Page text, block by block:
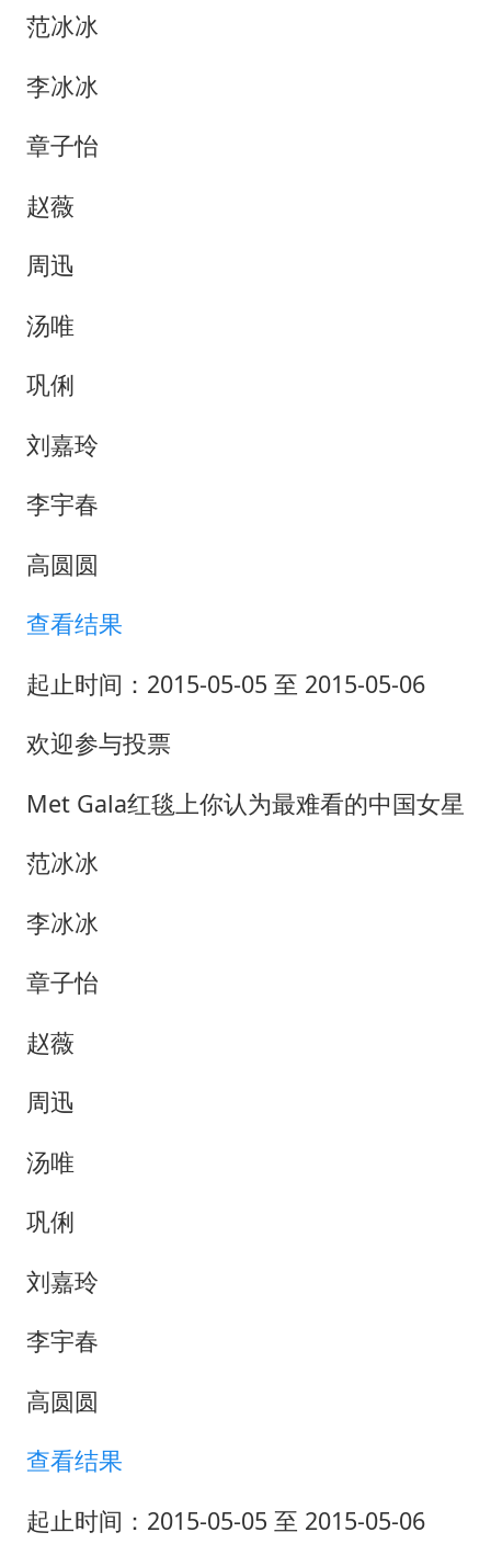
范冰冰
李冰冰
章子怡
赵薇
周迅
汤唯
巩俐
刘嘉玲
李宇春
高圆圆
查看结果
起止时间：2015-05-05 至 2015-05-06
欢迎参与投票
Met Gala红毯上你认为最难看的中国女星
范冰冰
李冰冰
章子怡
赵薇
周迅
汤唯
巩俐
刘嘉玲
李宇春
高圆圆
查看结果
起止时间：2015-05-05 至 2015-05-06